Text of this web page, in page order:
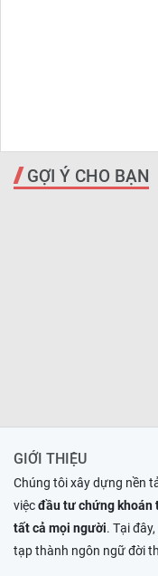
GỢI Ý CHO BẠN
GIỚI THIỆU
Chúng tôi xây dựng nền
việcđầu tư chứng khoán
tất cả mọi người. Tại
tạp thành ngôn ngữ đời